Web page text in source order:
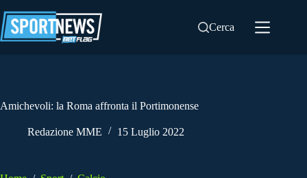
al
contenuto
Cerca
Amichevoli: la Roma affronta il Portimonense
Redazione MME 15 Luglio 2022